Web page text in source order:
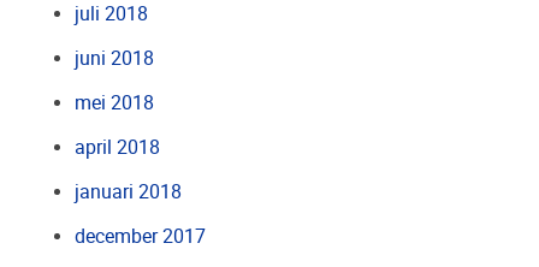
juli 2018
juni 2018
mei 2018
april 2018
januari 2018
december 2017